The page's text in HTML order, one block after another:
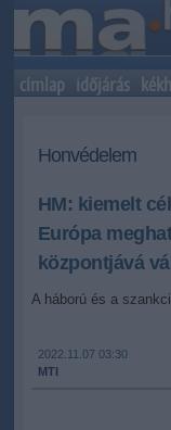
címlap időjárás
Honvédelem
HM: kiemelt
Európa
központjává
A háború és a
2022.11.07 03:30
MTI